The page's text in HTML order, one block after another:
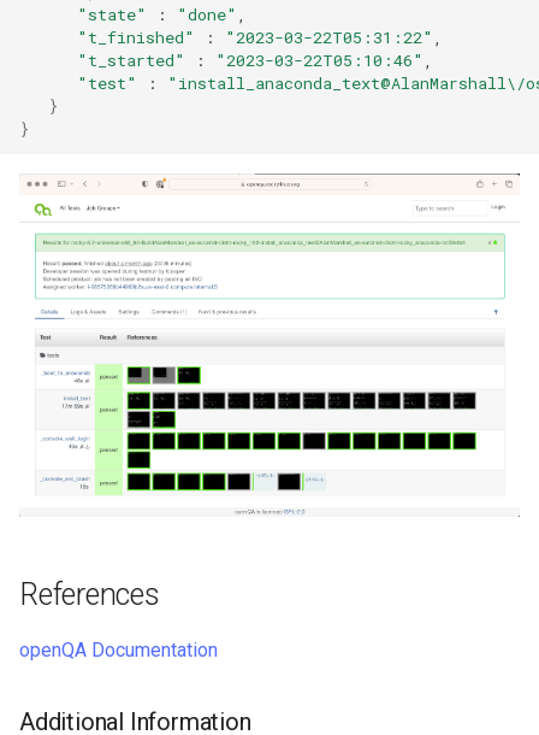
"state"
: "done"
"t_finished"
: "2023-03-22T05:31:22"
"t_started"
: "2023-03-22T05:10:46"
"test"
:
}
}
References
openQA Documentation
Additional Information